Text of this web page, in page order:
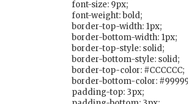
font-size: 9px;
font-weight: bold;
border-top-width: 1px;
border-bottom-width: 1px;
border-top-style: solid;
border-bottom-style: solid;
border-top-color: #CCCCCC;
border-bottom-color:
padding-top: 3px;